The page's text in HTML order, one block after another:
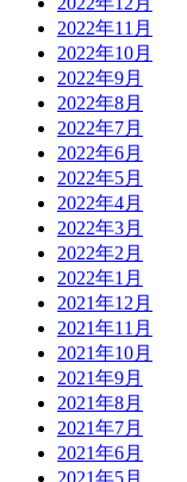
2022年11月
2022年10月
2022年9月
2022年8月
2022年7月
2022年6月
2022年5月
2022年4月
2022年3月
2022年2月
2022年1月
2021年12月
2021年11月
2021年10月
2021年9月
2021年8月
2021年7月
2021年6月
2021年5月